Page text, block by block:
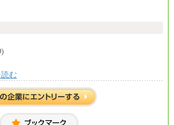
種共通
万3,400円～
超過した場合は別途支給
給：25万3400円～28万5900円
む